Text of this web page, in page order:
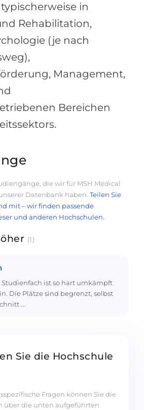
in
Rehabilitation,
(je nach
Management,
Bereichen
die wir für MSH Medical
Datenbank haben. Teilen Sie
mit – wir finden passende
und anderen Hochschulen.
(1)
Studienfach ist so hart umkämpft
Die Plätze sind begrenzt, selbst
…
Sie die Hochschule
Fragen können Sie die
über die unten aufgeführten